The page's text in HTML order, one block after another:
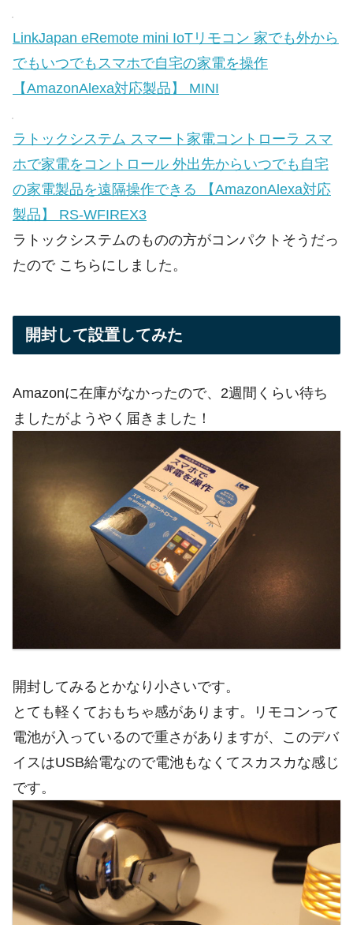
LinkJapan eRemote mini IoTリモコン 家でも外から
でもいつでもスマホで自宅の家電を操作
【AmazonAlexa対応製品】 MINI
ラトックシステム スマート家電コントローラ スマ
ホで家電をコントロール 外出先からいつでも自宅
の家電製品を遠隔操作できる 【AmazonAlexa対応
製品】 RS-WFIREX3
ラトックシステムのものの方がコンパクトそうだっ
たので こちらにしました。
開封して設置してみた
Amazonに在庫がなかったので、2週間くらい待ち
ましたがようやく届きました！
開封してみるとかなり小さいです。
とても軽くておもちゃ感があります。リモコンって
電池が入っているので重さがありますが、このデバ
イスはUSB給電なので電池もなくてスカスカな感じ
です。